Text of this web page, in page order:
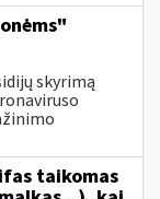
skyrimą
taikomas